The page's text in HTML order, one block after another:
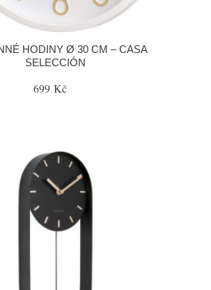
HODINY Ø 30 CM – CASA
SELECCIÓN
699 Kč